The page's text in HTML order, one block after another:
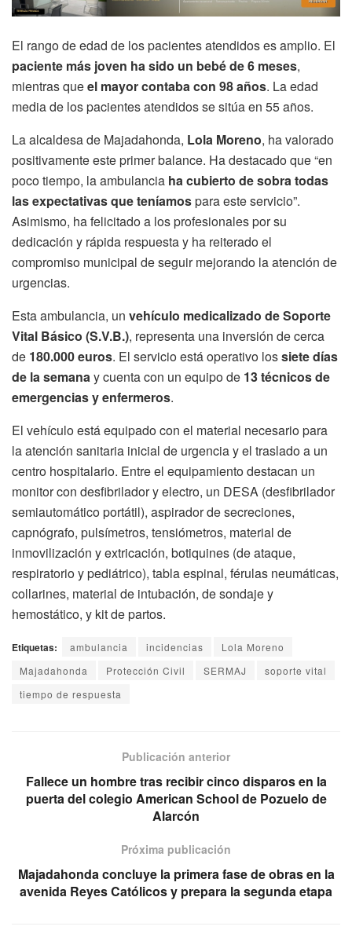
El rango de edad de los pacientes atendidos es amplio. El
paciente más joven ha sido un bebé de 6 meses,
mientras queel mayor contaba con 98 años. La edad
media de los pacientes atendidos se sitúa en 55 años.
La alcaldesa de Majadahonda, Lola Moreno, ha valorado
positivamente este primer balance. Ha destacado que “en
poco tiempo, la ambulancia ha cubierto de sobra todas
las expectativas que teníamospara este servicio”.
Asimismo, ha felicitado a los profesionales por su
dedicación y rápida respuesta y ha reiterado el
compromiso municipal de seguir mejorando la atención de
urgencias.
Esta ambulancia, un vehículo medicalizado de Soporte
Vital Básico (S.V.B.), representa una inversión de cerca
de 180.000 euros. El servicio está operativo lossiete días
de la semana y cuenta con un equipo de 13 técnicos de
emergencias y enfermeros.
El vehículo está equipado con el material necesario para
la atención sanitaria inicial de urgencia y el traslado a un
centro hospitalario. Entre el equipamiento destacan un
monitor con desfibrilador y electro, un DESA (desfibrilador
semiautomático portátil), aspirador de secreciones,
capnógrafo, pulsímetros, tensiómetros, material de
inmovilización y extricación, botiquines (de ataque,
respiratorio y pediátrico), tabla espinal, férulas neumáticas,
collarines, material de intubación, de sondaje y
hemostático, y kit de partos.
Etiquetas: ambulancia incidencias
Lola Moreno
Majadahonda
Protección Civil SERMAJ
soporte vital
tiempo de respuesta
Publicación anterior
Fallece un hombre tras recibir cinco disparos en la
puerta del colegio American School de Pozuelo de
Alarcón
Próxima publicación
Majadahonda concluye la primera fase de obras en la
avenida Reyes Católicos y prepara la segunda etapa